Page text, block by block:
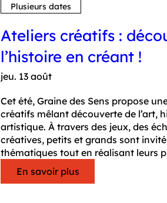
Plusieurs dates
Ateliers créatifs :
l’histoire en créant !
jeu. 13 août
Cet été, Graine des Sens propose
créatifs mêlant découverte de l’art,
artistique. À travers des jeux, des
créatives, petits et grands sont
thématiques tout en réalisant leurs
En savoir plus